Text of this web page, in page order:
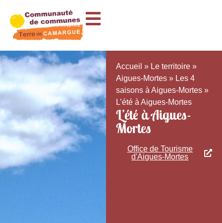
Accueil » Le territoire»
Aigues-Mortes» Les 4
saisons à Aigues-Mortes»
L’été à Aigues-Mortes
L’été à Aigues-
Mortes
Office de Tourisme
d'Aigues-Mortes